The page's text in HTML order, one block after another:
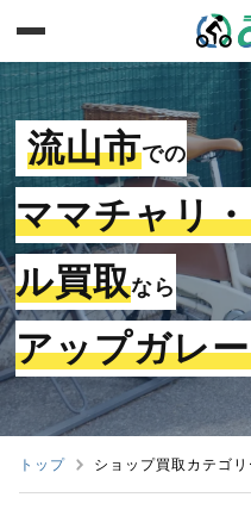
流山市での
ママチャリ
ル買取なら
アップガレ
トップ ショップ買取カテゴリ